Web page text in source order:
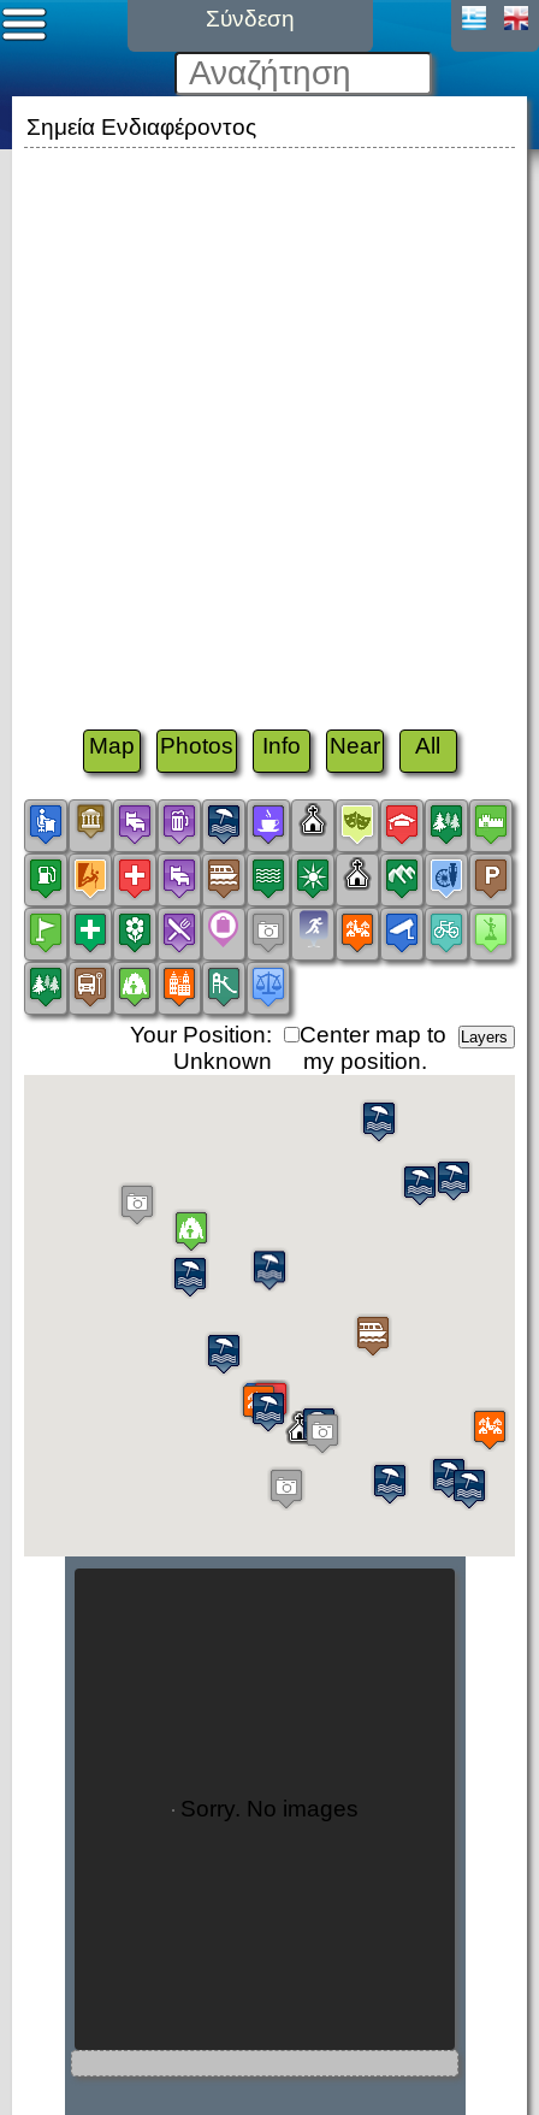
Σύνδεση
Σημεία Ενδιαφέροντος
Map Photos Info Near All
Center map to
my position.
Your Position:
Unknown
Sorry. No images